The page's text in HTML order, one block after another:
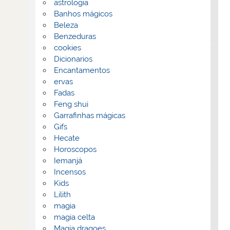
astrologia
Banhos mágicos
Beleza
Benzeduras
cookies
Dicionarios
Encantamentos
ervas
Fadas
Feng shui
Garrafinhas mágicas
Gifs
Hecate
Horoscopos
Iemanjá
Incensos
Kids
Lilith
magia
magia celta